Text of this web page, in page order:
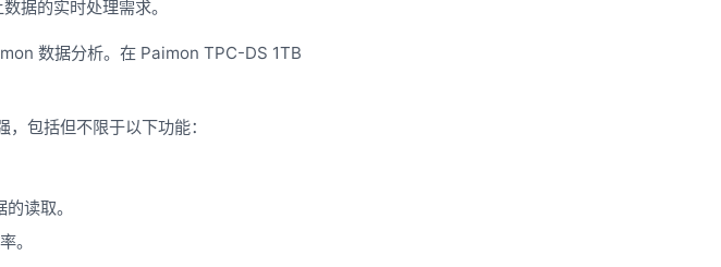
据的实时处理需求。
数据分析。在 Paimon TPC-DS 1TB
包括但不限于以下功能：
读取。
。